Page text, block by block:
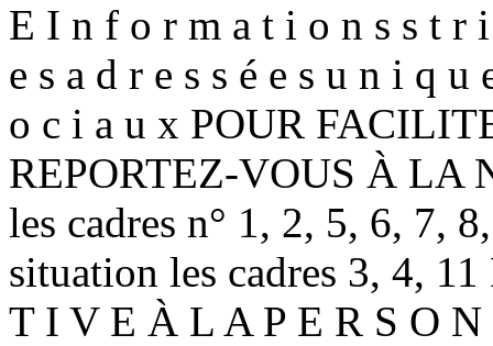
E I n f o r m a t i o n s s t r
e s a d r e s s é e s u n i q
o c i a u x POUR
REPORTEZ-VOUS À LA
les cadres n° 1, 2, 5, 6, 7,
situation les cadres 3, 4,
T I V E À L A P E R S O